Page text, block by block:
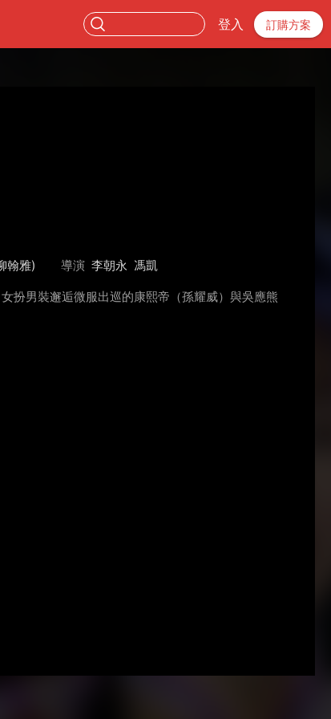
登入 訂購方案
翰雅) 導演 李朝永 馮凱
扮男裝邂逅微服出巡的康熙帝（孫耀威）與吳應熊